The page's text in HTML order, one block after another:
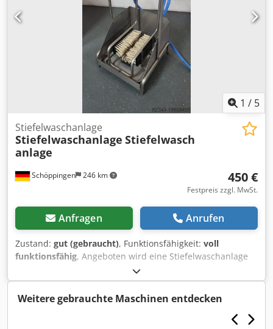
1 / 5
Schöppingen 246 km
Stiefelwaschanlage
Stiefelwaschanlage Stiefelwasch
anlage
450 €
Festpreis zzgl. MwSt.
Anfragen Anrufen
Zustand: gut (gebraucht), Funktionsfähigkeit: voll
funktionsfähig, Angeboten wird eine Stiefelwaschanlage
zur Reinigung Von Stiefeln und Arbeitsschuhen. Weiteres
auf Anfrage. Bar oder Vorkasse! Dsdpfx Ajw Tm Hisiajwa
Verkauf nur an Gewerbetreibende , Keine Garantie, keine
Gewährleistung.
Weitere gebrauchte Maschinen entdecken